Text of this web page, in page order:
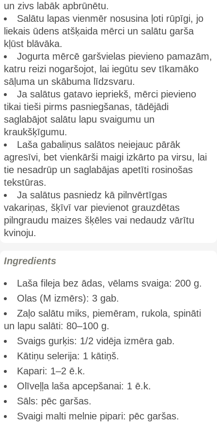
un zivs labāk apbrūnētu.
Salātu lapas vienmēr nosusina ļoti rūpīgi, jo
liekais ūdens atšķaida mērci un salātu garša
kļūst blāvāka.
Jogurta mērcē garšvielas pievieno pamazām,
katru reizi nogaršojot, lai iegūtu sev tīkamāko
sāļuma un skābuma līdzsvaru.
Ja salātus gatavo iepriekš, mērci pievieno
tikai tieši pirms pasniegšanas, tādējādi
saglabājot salātu lapu svaigumu un
kraukšķīgumu.
Laša gabaliņus salātos neiejauc pārāk
agresīvi, bet vienkārši maigi izkārto pa virsu, lai
tie nesadrūp un saglabājas apetīti rosinošas
tekstūras.
Ja salātus pasniedz kā pilnvērtīgas
vakariņas, šķīvī var pievienot grauzdētas
pilngraudu maizes šķēles vai nedaudz vārītu
kvinoju.
Ingredients
Laša fileja bez ādas, vēlams svaiga: 200 g.
Olas (M izmērs): 3 gab.
Zaļo salātu miks, piemēram, rukola, spināti
un lapu salāti: 80–100 g.
Svaigs gurķis: 1/2 vidēja izmēra gab.
Kātiņu selerija: 1 kātiņš.
Kapari: 1–2 ē.k.
Olīveļļa laša apcepšanai: 1 ē.k.
Sāls: pēc garšas.
Svaigi malti melnie pipari: pēc garšas.